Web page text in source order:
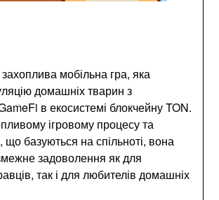
мобільна гра, яка
домашніх тварин з
в екосистемі блокчейну TON.
ігровому процесу та
базуються на спільноті, вона
задоволення як для
так і для любителів домашніх